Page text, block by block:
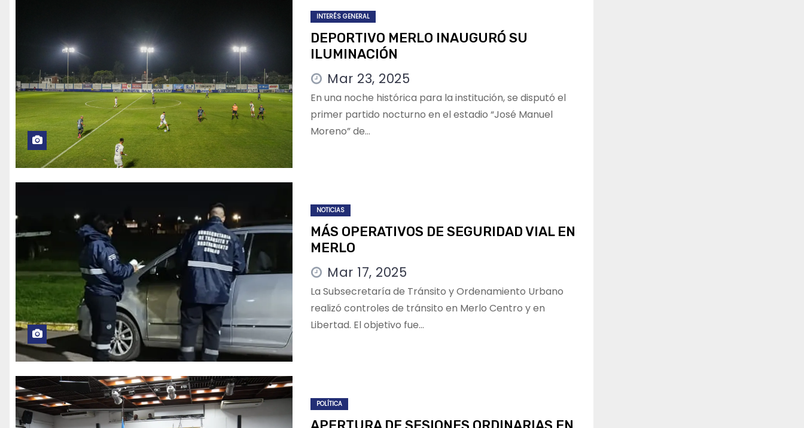
INTERÉS GENERAL
DEPORTIVO MERLO INAUGURÓ SU
ILUMINACIÓN
Mar 23, 2025
En una noche histórica para la institución, se disputó el
primer partido nocturno en el estadio “José Manuel
Moreno” de…
NOTICIAS
MÁS OPERATIVOS DE SEGURIDAD VIAL EN
MERLO
Mar 17, 2025
La Subsecretaría de Tránsito y Ordenamiento Urbano
realizó controles de tránsito en Merlo Centro y en
Libertad. El objetivo fue…
POLÍTICA